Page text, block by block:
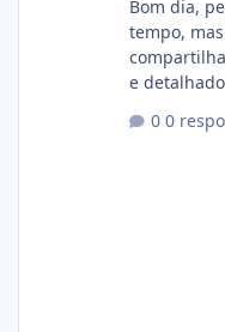
Bom dia,
tempo,
e
atualmente
0